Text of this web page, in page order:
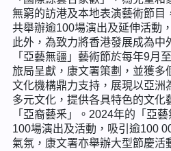
無窮的訪港及本地表演藝術節目
共舉辦逾100場演出及延伸活動
此外，為致力將香港發展成為中
「亞藝無疆」藝術節於每年9月
旅局呈獻，康文署策劃，並獲多
文化機構鼎力支持，展現以亞洲
多元文化，提供各具特色的文化
「亞裔藝釆」。2024年的「亞
100場演出及活動，吸引逾100
氣氛，康文署亦舉辦大型節慶活